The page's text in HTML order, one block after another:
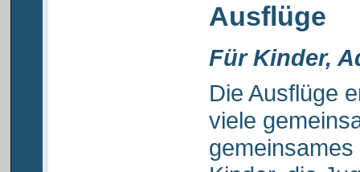
Ausflüge
Für Kinder,
Die Ausflüge
viele